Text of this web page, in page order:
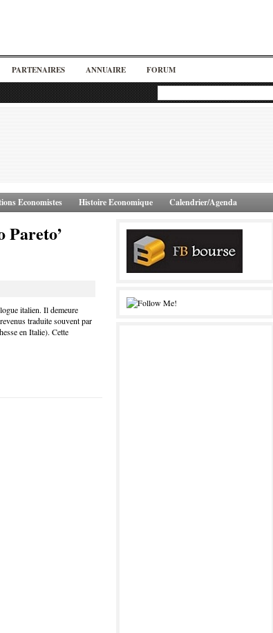
PARTENAIRES ANNUAIRE FORUM
Economistes Histoire Economique Calendrier/Agenda
italien. Il demeure
traduite souvent par
en Italie). Cette